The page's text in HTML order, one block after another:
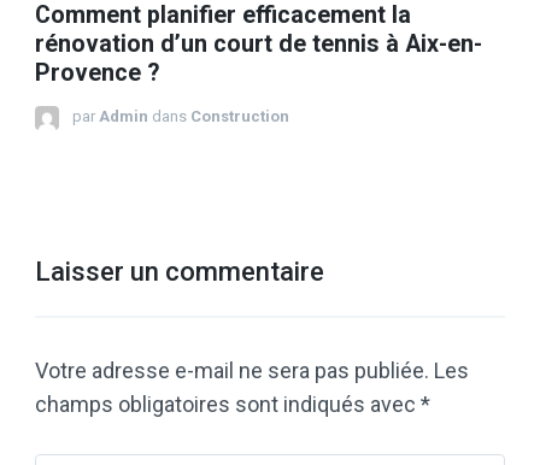
Comment planifier efficacement la
rénovation d’un court de tennis à Aix-en-
Provence ?
par Admin dans Construction
Laisser un commentaire
Votre adresse e-mail ne sera pas publiée. Les
champs obligatoires sont indiqués avec *